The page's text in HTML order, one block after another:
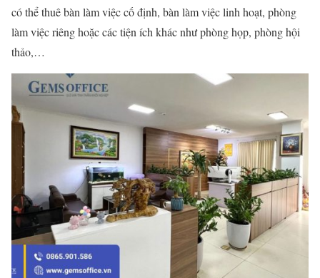
có thể thuê bàn làm việc cố định, bàn làm việc linh hoạt, phòng
làm việc riêng hoặc các tiện ích khác như phòng họp, phòng hội
thảo,…